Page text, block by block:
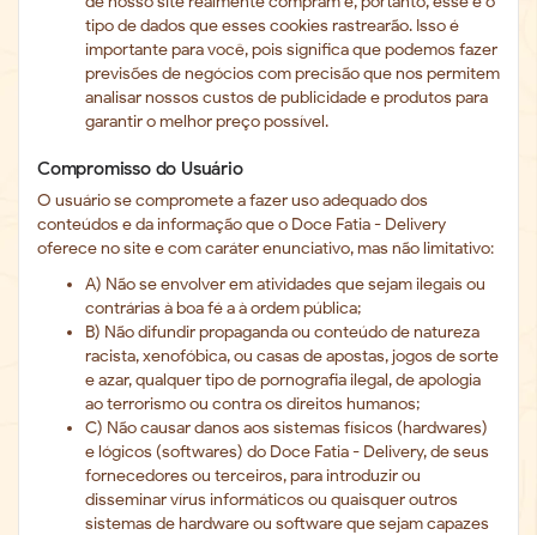
tipo de dados que esses cookies rastrearão. Isso é
importante para você, pois significa que podemos fazer
previsões de negócios com precisão que nos permitem
analisar nossos custos de publicidade e produtos para
garantir o melhor preço possível.
Compromisso do Usuário
O usuário se compromete a fazer uso adequado dos
conteúdos e da informação que o Doce Fatia - Delivery
oferece no site e com caráter enunciativo, mas não limitativo:
A) Não se envolver em atividades que sejam ilegais ou
contrárias à boa fé a à ordem pública;
B) Não difundir propaganda ou conteúdo de natureza
racista, xenofóbica, ou casas de apostas, jogos de sorte
e azar, qualquer tipo de pornografia ilegal, de apologia
ao terrorismo ou contra os direitos humanos;
C) Não causar danos aos sistemas físicos (hardwares)
e lógicos (softwares) do Doce Fatia - Delivery, de seus
fornecedores ou terceiros, para introduzir ou
disseminar vírus informáticos ou quaisquer outros
sistemas de hardware ou software que sejam capazes